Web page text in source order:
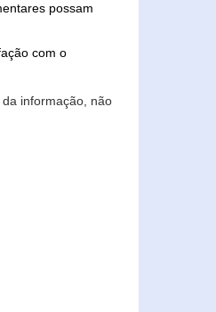
possam
com o
informação, não